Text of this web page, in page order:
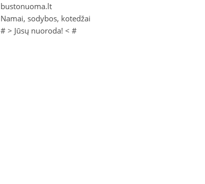
bustonuoma.lt
Namai, sodybos, kotedžai
# > Jūsų nuoroda! < #